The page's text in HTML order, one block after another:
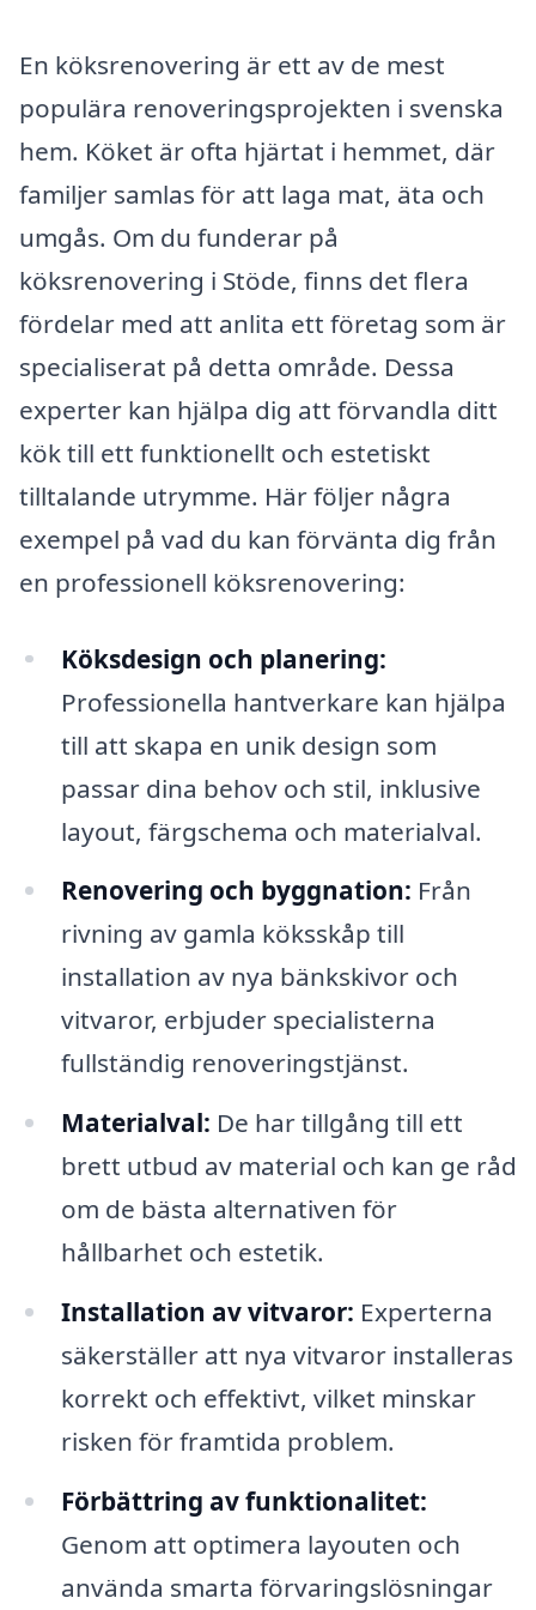
En köksrenovering är ett av de mest
populära renoveringsprojekten i svenska
hem. Köket är ofta hjärtat i hemmet, där
familjer samlas för att laga mat, äta och
umgås. Om du funderar på
köksrenovering i Stöde, finns det flera
fördelar med att anlita ett företag som är
specialiserat på detta område. Dessa
experter kan hjälpa dig att förvandla ditt
kök till ett funktionellt och estetiskt
tilltalande utrymme. Här följer några
exempel på vad du kan förvänta dig från
en professionell köksrenovering:
Köksdesign och planering:
Professionella hantverkare kan hjälpa
till att skapa en unik design som
passar dina behov och stil, inklusive
layout, färgschema och materialval.
Renovering och byggnation: Från
rivning av gamla köksskåp till
installation av nya bänkskivor och
vitvaror, erbjuder specialisterna
fullständig renoveringstjänst.
Materialval: De har tillgång till ett
brett utbud av material och kan ge råd
om de bästa alternativen för
hållbarhet och estetik.
Installation av vitvaror: Experterna
säkerställer att nya vitvaror installeras
korrekt och effektivt, vilket minskar
risken för framtida problem.
Förbättring av funktionalitet:
Genom att optimera layouten och
använda smarta förvaringslösningar